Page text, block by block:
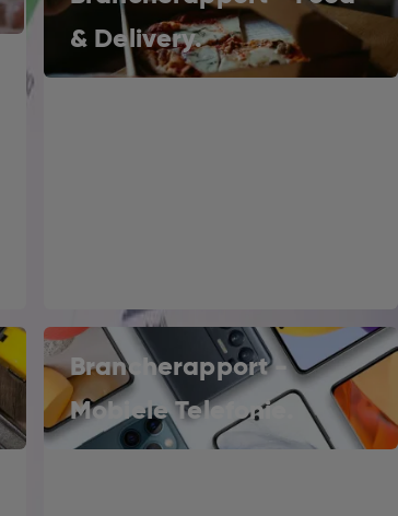
& Delivery.
Brancherapport -
Mobiele Telefonie.